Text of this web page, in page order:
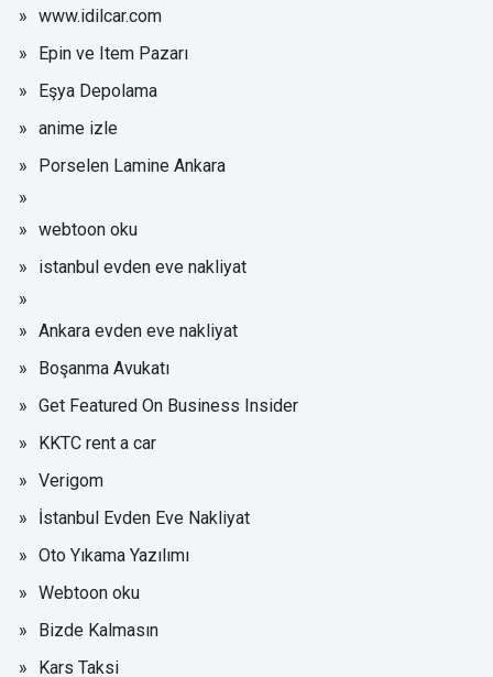
www.idilcar.com
Epin ve Item Pazarı
Eşya Depolama
anime izle
Porselen Lamine Ankara
webtoon oku
istanbul evden eve nakliyat
Ankara evden eve nakliyat
Boşanma Avukatı
Get Featured On Business Insider
KKTC rent a car
Verigom
İstanbul Evden Eve Nakliyat
Oto Yıkama Yazılımı
Webtoon oku
Bizde Kalmasın
Kars Taksi